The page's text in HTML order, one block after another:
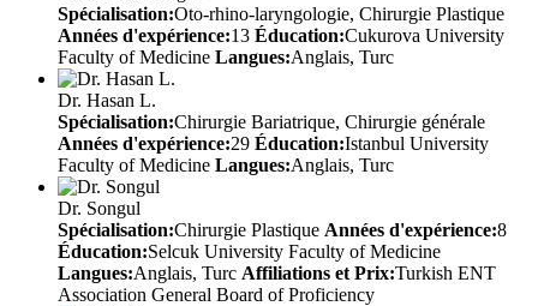
Spécialisation:Oto-rhino-laryngologie, Chirurgie Plastique
Années d'expérience:13 Éducation:Cukurova University
Faculty of Medicine Langues:Anglais, Turc
Dr. Hasan L.
Spécialisation:Chirurgie Bariatrique, Chirurgie générale
Années d'expérience:29 Éducation:Istanbul University
Faculty of Medicine Langues:Anglais, Turc
Dr. Songul
Spécialisation:Chirurgie Plastique Années d'expérience:8
Éducation:Selcuk University Faculty of Medicine
Langues:Anglais, Turc Affiliations et Prix:Turkish ENT
Association General Board of Proficiency